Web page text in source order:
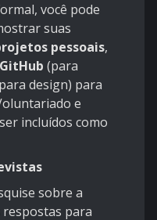
você pode
suas
pessoais,
GitHub (para
design) para
e
incluídos como
sobre a
para